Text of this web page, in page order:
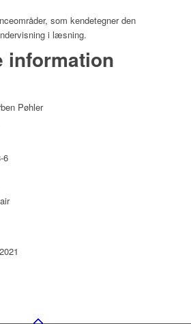
som kendetegner den
i læsning.
information
Pøhler
6